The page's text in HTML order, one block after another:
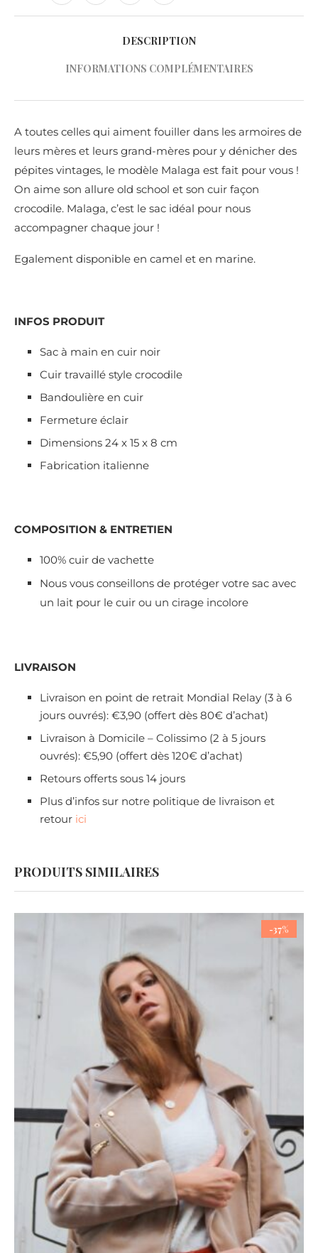
DESCRIPTION
INFORMATIONS COMPLÉMENTAIRES
A toutes celles qui aiment fouiller dans les armoires de
leurs mères et leurs grand-mères pour y dénicher des
pépites vintages, le modèle Malaga est fait pour vous !
On aime son allure old school et son cuir façon
crocodile. Malaga, c’est le sac idéal pour nous
accompagner chaque jour !
Egalement disponible en camel et en marine.
INFOS PRODUIT
Sac à main en cuir noir
Cuir travaillé style crocodile
Bandoulière en cuir
Fermeture éclair
Dimensions 24 x 15 x 8 cm
Fabrication italienne
COMPOSITION & ENTRETIEN
100% cuir de vachette
Nous vous conseillons de protéger votre sac avec
un lait pour le cuir ou un cirage incolore
LIVRAISON
Livraison en point de retrait Mondial Relay (3 à 6
jours ouvrés): €3,90 (offert dès 80€ d’achat)
Livraison à Domicile – Colissimo (2 à 5 jours
ouvrés): €5,90 (offert dès 120€ d’achat)
Retours offerts sous 14 jours
Plus d’infos sur notre politique de livraison et
retour ici
PRODUITS SIMILAIRES
-37%